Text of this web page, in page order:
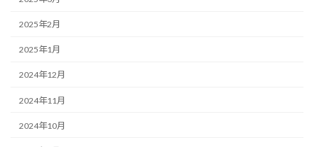
2025年2月
2025年1月
2024年12月
2024年11月
2024年10月